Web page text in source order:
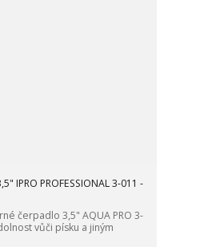
IPRO PROFESSIONAL 3-011 -
čerpadlo 3,5" AQUA PRO 3-
vůči písku a jiným